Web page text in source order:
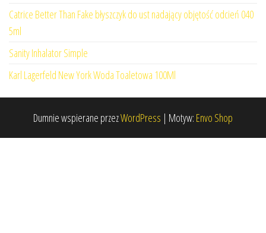
Catrice Better Than Fake błyszczyk do ust nadający objętość odcień 040
5ml
Sanity Inhalator Simple
Karl Lagerfeld New York Woda Toaletowa 100Ml
Dumnie wspierane przezWordPress | Motyw: Envo Shop